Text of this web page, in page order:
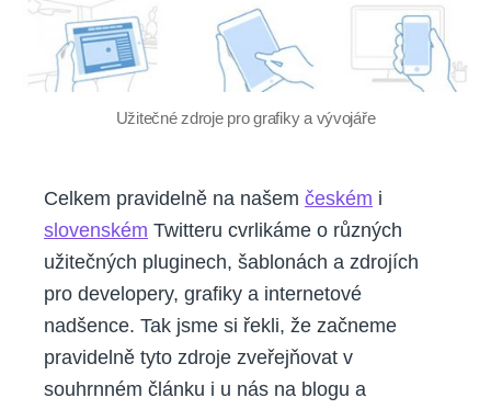
pro
vývojáře
Užitečné zdroje pro grafiky a vývojáře
Celkem pravidelně na našem českém i
slovenském Twitteru cvrlikáme o různých
užitečných pluginech, šablonách a zdrojích
pro developery, grafiky a internetové
nadšence. Tak jsme si řekli, že začneme
pravidelně tyto zdroje zveřejňovat v
souhrnném článku i u nás na blogu a